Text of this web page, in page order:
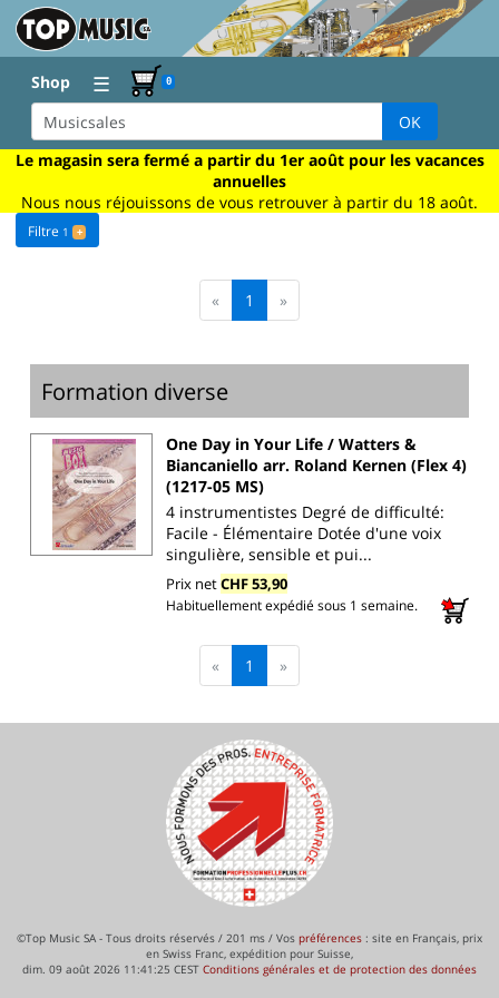
Shop ☰ 0
OK
Le magasin sera fermé a partir du 1er août pour les vacances
annuelles
Nous nous réjouissons de vous retrouver à partir du 18 août.
Filtre 1 +
« 1 »
Formation diverse
One Day in Your Life / Watters &
Biancaniello arr. Roland Kernen (Flex 4)
(1217-05 MS)
4 instrumentistes Degré de difficulté:
Facile - Élémentaire Dotée d'une voix
singulière, sensible et pui...
Prix netCHF 53,90
Habituellement expédié sous 1 semaine.
« 1 »
©Top Music SA - Tous droits réservés / 201 ms / Vos préférences : site en Français, prix
en Swiss Franc, expédition pour Suisse,
dim. 09 août 2026 11:41:25 CEST Conditions générales et de protection des données